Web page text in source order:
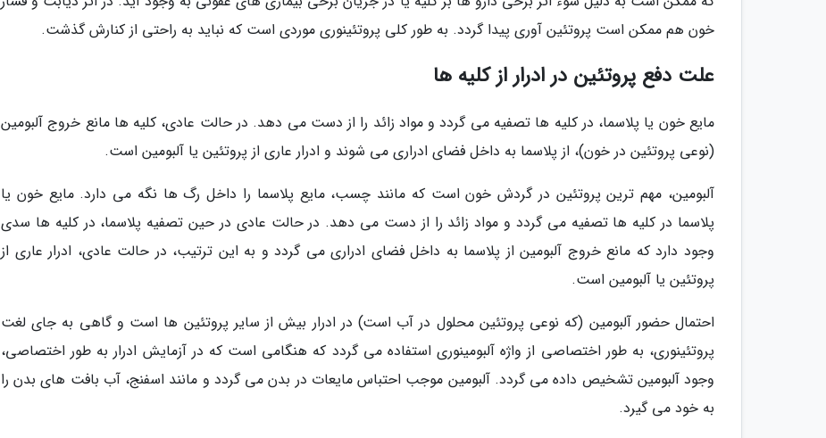
خون هم ممکن است پروتئین آوری پیدا گردد. به طور کلی پروتئینوری موردی است که نباید به راحتی از کنارش گذشت.
علت دفع پروتئین در ادرار از کلیه ها
مایع خون یا پلاسما، در کلیه ها تصفیه می گردد و مواد زائد را از دست می دهد. در حالت عادی، کلیه ها مانع خروج آلبومین
(نوعی پروتئین در خون)، از پلاسما به داخل فضای ادراری می شوند و ادرار عاری از پروتئین یا آلبومین است.
آلبومین، مهم ترین پروتئین در گردش خون است که مانند چسب، مایع پلاسما را داخل رگ ها نگه می دارد. مایع خون یا
پلاسما در کلیه ها تصفیه می گردد و مواد زائد را از دست می دهد. در حالت عادی در حین تصفیه پلاسما، در کلیه ها سدی
وجود دارد که مانع خروج آلبومین از پلاسما به داخل فضای ادراری می گردد و به این ترتیب، در حالت عادی، ادرار عاری از
پروتئین یا آلبومین است.
احتمال حضور آلبومین (که نوعی پروتئین محلول در آب است) در ادرار بیش از سایر پروتئین ها است و گاهی به جای لغت
پروتئینوری، به طور اختصاصی از واژه آلبومینوری استفاده می گردد که هنگامی است که در آزمایش ادرار به طور اختصاصی،
وجود آلبومین تشخیص داده می گردد. آلبومین موجب احتباس مایعات در بدن می گردد و مانند اسفنج، آب بافت های بدن را
به خود می گیرد.